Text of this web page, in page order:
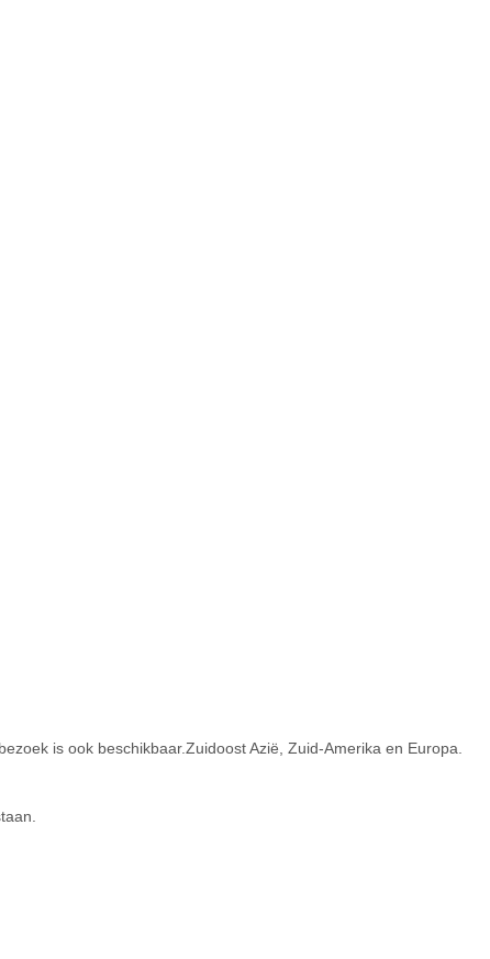
is ook beschikbaar.Zuidoost Azië, Zuid-Amerika en Europa.